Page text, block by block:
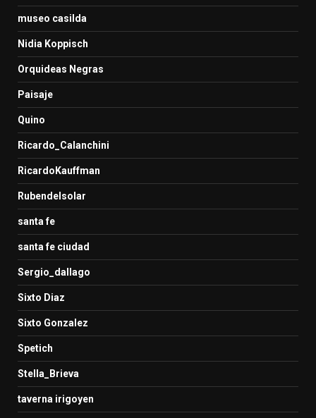
museo casilda
Nidia Koppisch
Orquideas Negras
Paisaje
Quino
Ricardo_Calanchini
RicardoKauffman
Rubendelsolar
santa fe
santa fe ciudad
Sergio_dallago
Sixto Diaz
Sixto Gonzalez
Spetich
Stella_Brieva
taverna irigoyen